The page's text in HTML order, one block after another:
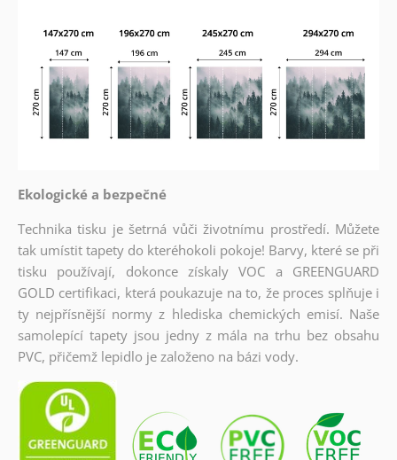
Ekologické a bezpečné
Technika tisku je šetrná vůči životnímu prostředí. Můžete
tak umístit tapety do kteréhokoli pokoje! Barvy, které se při
tisku používají, dokonce získaly VOC a GREENGUARD
GOLD certifikaci, která poukazuje na to, že proces splňuje i
ty nejpřísnější normy z hlediska chemických emisí. Naše
samolepící tapety jsou jedny z mála na trhu bez obsahu
PVC, přičemž lepidlo je založeno na bázi vody.